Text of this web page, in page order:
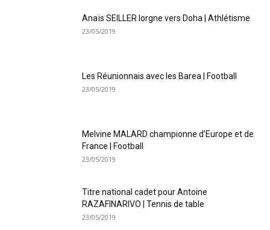
Anaïs SEILLER lorgne vers Doha | Athlétisme
23/05/2019
Les Réunionnais avec les Barea | Football
23/05/2019
Melvine MALARD championne d’Europe et de
France | Football
23/05/2019
Titre national cadet pour Antoine
RAZAFINARIVO | Tennis de table
23/05/2019